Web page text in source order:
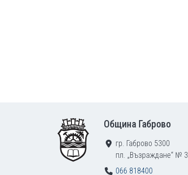
Община Габрово
гр. Габрово 5300
пл. „Възраждане“ № 3
066 818400